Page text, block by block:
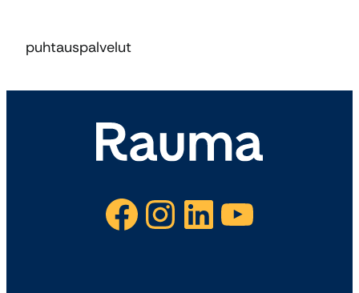
puhtauspalvelut
Facebook Instagram LinkedIn YouTube